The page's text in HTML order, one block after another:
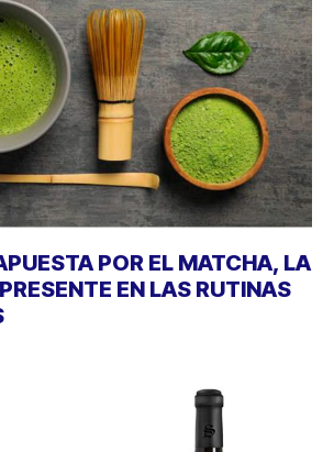
POR EL MATCHA, LA
EN LAS RUTINAS